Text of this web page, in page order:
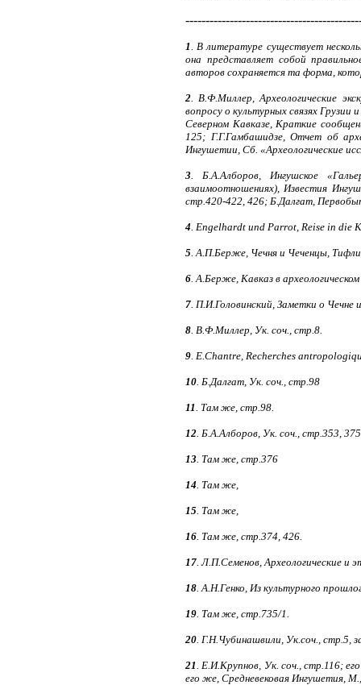
1
. В литературе существует
она представляет собой
авторов сохраняется та форма,
2 . В.Ф.Миллер, Археологические
вопросу о культурных связях
Северном Кавказе, Краткие
125; Г.Г.Гамбашидзе, Отчет об
Ингушетии, Сб. «Археологические
3 . Б.А.Алборов, Ингушское
взаимоотношениях), Известия
стр.420-422, 426; Б.Далгат,
4 . Engelhardt und Parrot, Reise in die
5 . А.П.Берже, Чечня и Чеченцы,
6 . А.Берже, Кавказ в
7 . П.И.Головинский, Заметки о Чечне
8 . В.Ф.Миллер, Ук. соч., стр.8.
9 . Е.Chапtre, Recherches
10 . Б.Далгат, Ук. соч., стр.98
11 . Там же, стр.98.
12 . Б.А.Алборов, Ук. соч., стр.353,
13 . Там же, стр.376
14 . Там же,
15 . Там же,
16 . Там же, стр.374, 426.
17 . Л.П.Семенов, Археологические и
18 . А.Н.Генко, Из культурного
19 . Там же, стр.735/1.
20 . Г.Н.Чубинашвили, Ук.соч., стр.5,
21 . Е.И.Крупнов, Ук. соч., стр.116;
его же, Средневековая Ингушетия,